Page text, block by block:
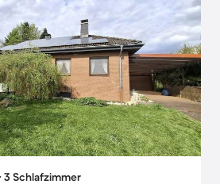
3 Schlafzimmer